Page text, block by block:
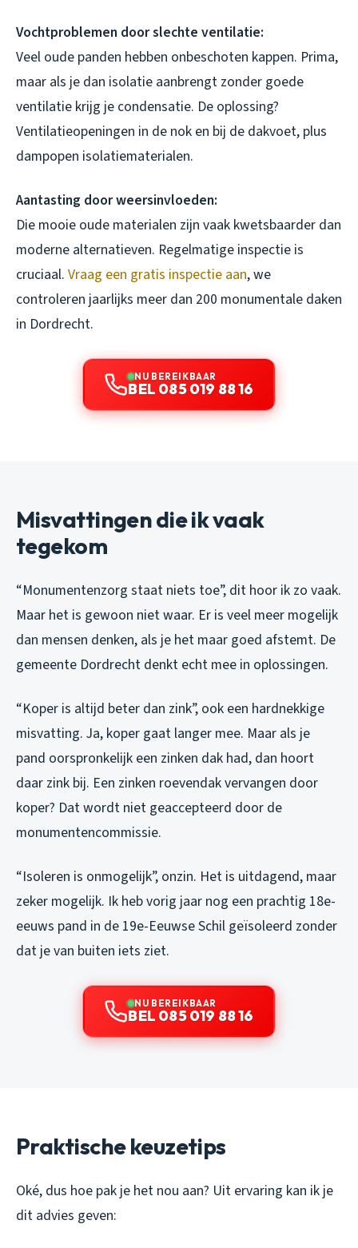
Vochtproblemen door slechte ventilatie:
Veel oude panden hebben onbeschoten kappen. Prima,
maar als je dan isolatie aanbrengt zonder goede
ventilatie krijg je condensatie. De oplossing?
Ventilatieopeningen in de nok en bij de dakvoet, plus
dampopen isolatiematerialen.
Aantasting door weersinvloeden:
Die mooie oude materialen zijn vaak kwetsbaarder dan
moderne alternatieven. Regelmatige inspectie is
cruciaal. Vraag een gratis inspectie aan, we
controleren jaarlijks meer dan 200 monumentale daken
in Dordrecht.
NU BEREIKBAAR
BEL 085 019 88 16
Misvattingen die ik vaak
tegekom
“Monumentenzorg staat niets toe”, dit hoor ik zo vaak.
Maar het is gewoon niet waar. Er is veel meer mogelijk
dan mensen denken, als je het maar goed afstemt. De
gemeente Dordrecht denkt echt mee in oplossingen.
“Koper is altijd beter dan zink”, ook een hardnekkige
misvatting. Ja, koper gaat langer mee. Maar als je
pand oorspronkelijk een zinken dak had, dan hoort
daar zink bij. Een zinken roevendak vervangen door
koper? Dat wordt niet geaccepteerd door de
monumentencommissie.
“Isoleren is onmogelijk”, onzin. Het is uitdagend, maar
zeker mogelijk. Ik heb vorig jaar nog een prachtig 18e-
eeuws pand in de 19e-Eeuwse Schil geïsoleerd zonder
dat je van buiten iets ziet.
NU BEREIKBAAR
BEL 085 019 88 16
Praktische keuzetips
Oké, dus hoe pak je het nou aan? Uit ervaring kan ik je
dit advies geven: